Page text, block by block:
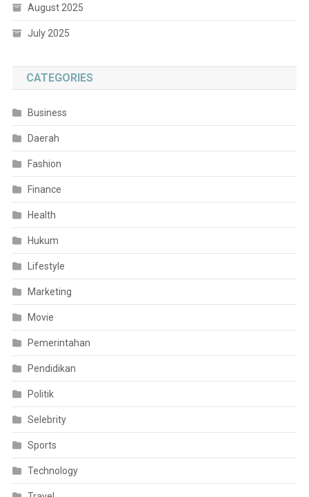
August 2025
July 2025
CATEGORIES
Business
Daerah
Fashion
Finance
Health
Hukum
Lifestyle
Marketing
Movie
Pemerintahan
Pendidikan
Politik
Selebrity
Sports
Technology